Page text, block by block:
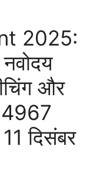
2025:
और
दिसंबर